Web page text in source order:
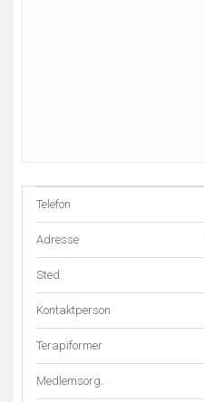
Telefon
Adresse
Sted
Kontaktperson
Terapiformer
Medlemsorg.